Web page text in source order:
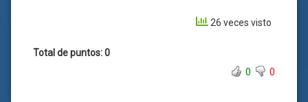
26 veces visto
Total de puntos: 0
0
0